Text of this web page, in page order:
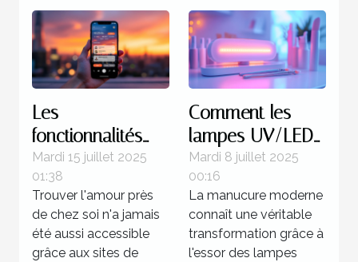
Les
fonctionnalités
clés à rechercher
sur un site de
rencontre
proximité
Mardi 15 juillet 2025
01:38
Trouver l'amour près
de chez soi n'a jamais
été aussi accessible
grâce aux sites de
Comment les
lampes UV/LED
révolutionnent la
manucure
moderne ?
Mardi 8 juillet 2025
00:16
La manucure moderne
connaît une véritable
transformation grâce à
l'essor des lampes